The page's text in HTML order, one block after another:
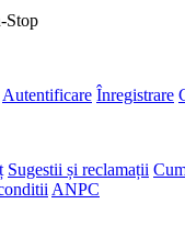
Stop
Autentificare Înregistrare
Sugestii și reclamații
ANPC